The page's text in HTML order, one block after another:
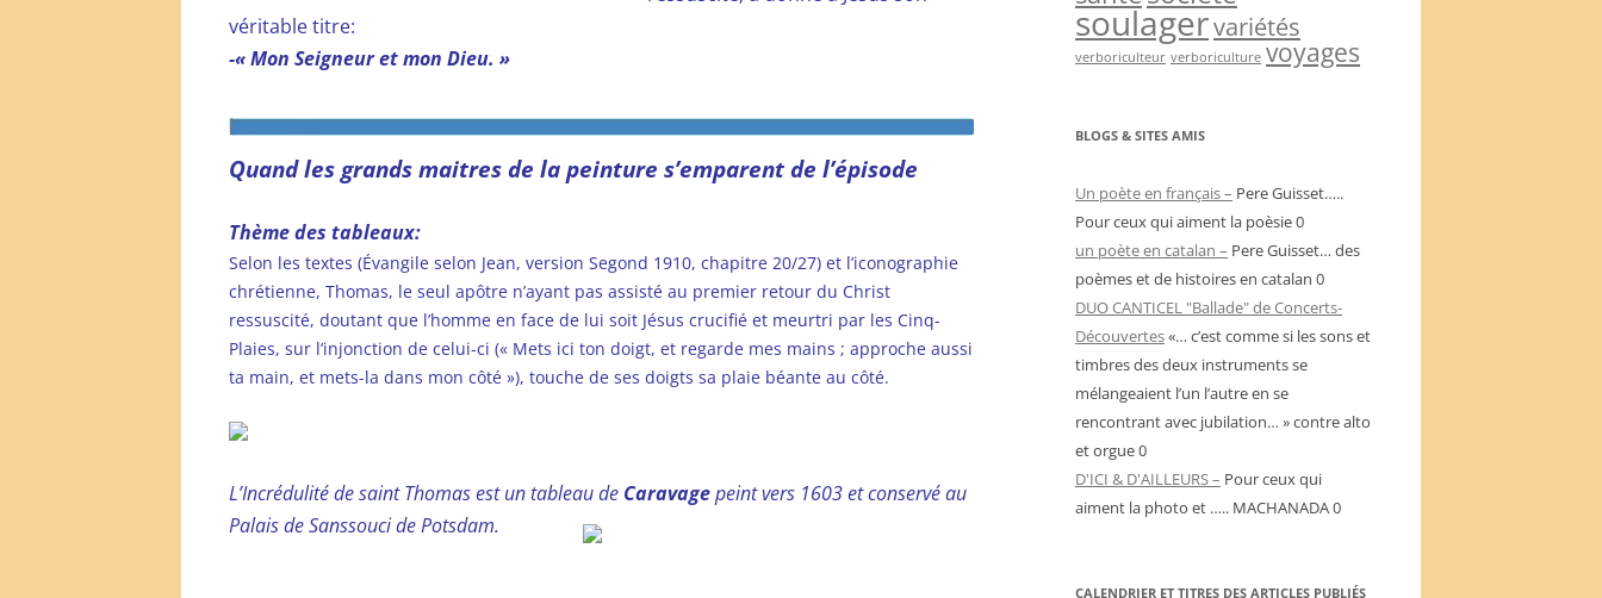
véritable titre:
-« Mon Seigneur et mon Dieu. »
Quand les grands maitres de la peinture s’emparent de l’épisode
Thème des tableaux:
Selon les textes (Évangile selon Jean, version Segond 1910, chapitre 20/27) et l’iconographie
chrétienne, Thomas, le seul apôtre n’ayant pas assisté au premier retour du Christ
ressuscité, doutant que l’homme en face de lui soit Jésus crucifié et meurtri par les Cinq-
Plaies, sur l’injonction de celui-ci (« Mets ici ton doigt, et regarde mes mains ; approche aussi
ta main, et mets-la dans mon côté »), touche de ses doigts sa plaie béante au côté.
L’Incrédulité de saint Thomas est un tableau de Caravagepeint vers 1603 et conservé au
Palais de Sanssouci de Potsdam.
soulagervariétés
verboriculteur verboriculture voyages
BLOGS & SITES AMIS
Un poète en français – Pere Guisset…..
Pour ceux qui aiment la poèsie 0
un poète en catalan – Pere Guisset… des
poèmes et de histoires en catalan 0
DUO CANTICEL "Ballade" de Concerts-
Découvertes«… c’est comme si les sons et
timbres des deux instruments se
mélangeaient l’un l’autre en se
rencontrant avec jubilation… » contre alto
et orgue 0
D'ICI & D'AILLEURS – Pour ceux qui
aiment la photo et ….. MACHANADA 0
CALENDRIER ET TITRES DES ARTICLES PUBLIÉS